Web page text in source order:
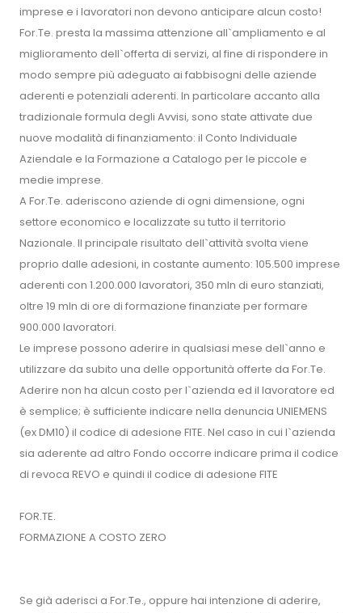
imprese e i lavoratori non devono anticipare alcun costo!
For.Te. presta la massima attenzione all`ampliamento e al
miglioramento dell`offerta di servizi, al fine di rispondere in
modo sempre più adeguato ai fabbisogni delle aziende
aderenti e potenziali aderenti. In particolare accanto alla
tradizionale formula degli Avvisi, sono state attivate due
nuove modalità di finanziamento: il Conto Individuale
Aziendale e la Formazione a Catalogo per le piccole e
medie imprese.
A For.Te. aderiscono aziende di ogni dimensione, ogni
settore economico e localizzate su tutto il territorio
Nazionale. Il principale risultato dell`attività svolta viene
proprio dalle adesioni, in costante aumento: 105.500 imprese
aderenti con 1.200.000 lavoratori, 350 mln di euro stanziati,
oltre 19 mln di ore di formazione finanziate per formare
900.000 lavoratori.
Le imprese possono aderire in qualsiasi mese dell`anno e
utilizzare da subito una delle opportunità offerte da For.Te.
Aderire non ha alcun costo per l`azienda ed il lavoratore ed
è semplice; è sufficiente indicare nella denuncia UNIEMENS
(ex DM10) il codice di adesione FITE. Nel caso in cui l`azienda
sia aderente ad altro Fondo occorre indicare prima il codice
di revoca REVO e quindi il codice di adesione FITE
FOR.TE.
FORMAZIONE A COSTO ZERO
Se già aderisci a For.Te., oppure hai intenzione di aderire,